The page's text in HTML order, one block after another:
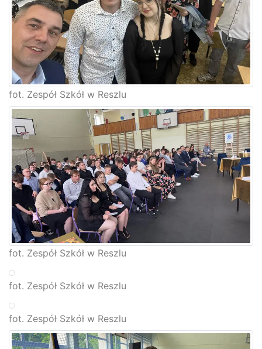
fot. Zespół Szkół w Reszlu
fot. Zespół Szkół w Reszlu
fot. Zespół Szkół w Reszlu
fot. Zespół Szkół w Reszlu